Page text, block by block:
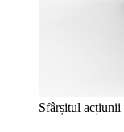
Sfârșitul acțiunii